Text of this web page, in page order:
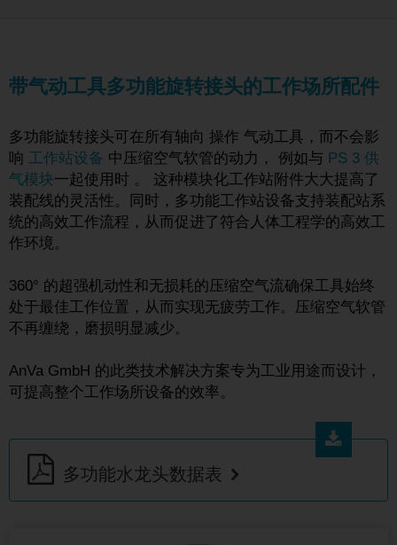
带气动工具多功能旋转接头的工作场所配件
多功能旋转接头可在所有轴向 操作 气动工具，而不会影
响 工作站设备 中压缩空气软管的动力， 例如与 PS 3 供
气模块一起使用时 。 这种模块化工作站附件大大提高了
装配线的灵活性。同时，多功能工作站设备支持装配站系
统的高效工作流程，从而促进了符合人体工程学的高效工
作环境。
360° 的超强机动性和无损耗的压缩空气流确保工具始终
处于最佳工作位置，从而实现无疲劳工作。压缩空气软管
不再缠绕，磨损明显减少。
AnVa GmbH 的此类技术解决方案专为工业用途而设计，
可提高整个工作场所设备的效率。
多功能水龙头数据表